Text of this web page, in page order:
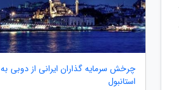
چرخش سرمایه گذاران ایرانی از دوبی به
استانبول